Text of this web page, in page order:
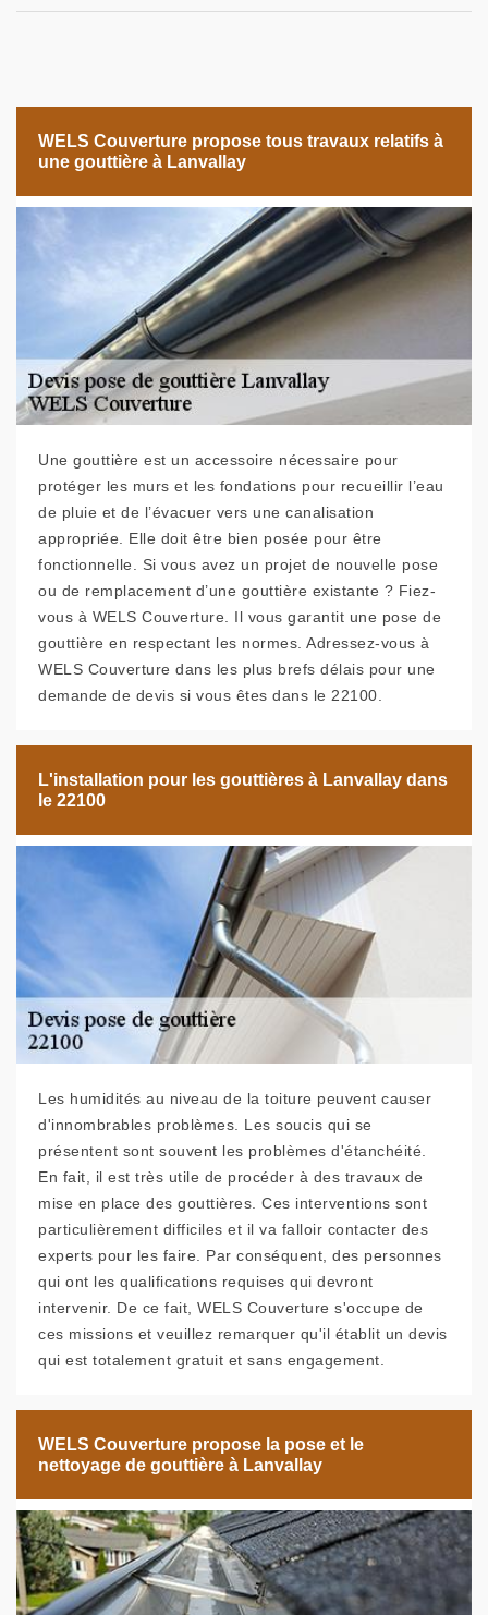
WELS Couverture propose tous travaux relatifs à
une gouttière à Lanvallay
Une gouttière est un accessoire nécessaire pour
protéger les murs et les fondations pour recueillir l’eau
de pluie et de l’évacuer vers une canalisation
appropriée. Elle doit être bien posée pour être
fonctionnelle. Si vous avez un projet de nouvelle pose
ou de remplacement d’une gouttière existante ? Fiez-
vous à WELS Couverture. Il vous garantit une pose de
gouttière en respectant les normes. Adressez-vous à
WELS Couverture dans les plus brefs délais pour une
demande de devis si vous êtes dans le 22100.
L'installation pour les gouttières à Lanvallay dans
le 22100
Les humidités au niveau de la toiture peuvent causer
d'innombrables problèmes. Les soucis qui se
présentent sont souvent les problèmes d'étanchéité.
En fait, il est très utile de procéder à des travaux de
mise en place des gouttières. Ces interventions sont
particulièrement difficiles et il va falloir contacter des
experts pour les faire. Par conséquent, des personnes
qui ont les qualifications requises qui devront
intervenir. De ce fait, WELS Couverture s'occupe de
ces missions et veuillez remarquer qu'il établit un devis
qui est totalement gratuit et sans engagement.
WELS Couverture propose la pose et le
nettoyage de gouttière à Lanvallay